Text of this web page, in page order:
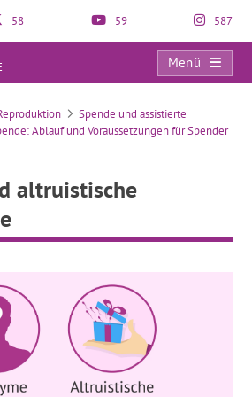
58 59 587
Menü
Anonyme und altruistische Samenspende
Spende und assistierte
Ablauf und Voraussetzungen für Spender
altruistische